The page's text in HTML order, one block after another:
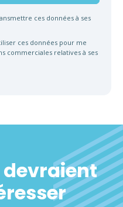
ces données à ses
ces données pour me
commerciales relatives à ses
devraient